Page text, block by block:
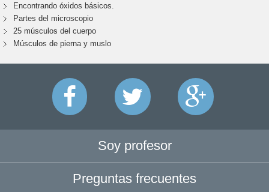
Encontrando óxidos básicos.
Partes del microscopio
25 músculos del cuerpo
Músculos de pierna y muslo
Soy profesor
Preguntas frecuentes